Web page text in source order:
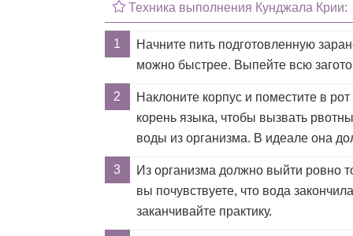
Техника выполнения Кунджала Крии:
Начните пить подготовленную
можно быстрее. Выпейте всю
Наклоните корпус и поместите в
корень языка, чтобы вызвать
воды из организма. В идеале она
Из организма должно выйти ровно
вы почувствуете, что вода
заканчивайте практику.